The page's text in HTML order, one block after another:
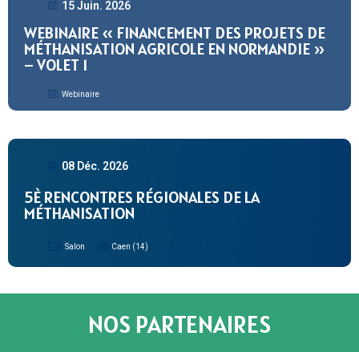
15 Juin. 2026
WEBINAIRE « FINANCEMENT DES PROJETS DE
MÉTHANISATION AGRICOLE EN NORMANDIE »
– VOLET 1
Webinaire
08 Déc. 2026
5È RENCONTRES RÉGIONALES DE LA
MÉTHANISATION
Salon Caen (14)
NOS PARTENAIRES